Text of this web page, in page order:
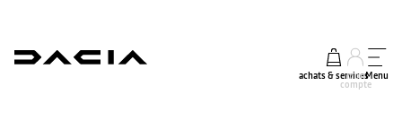
achats & services
mon
compte
Menu